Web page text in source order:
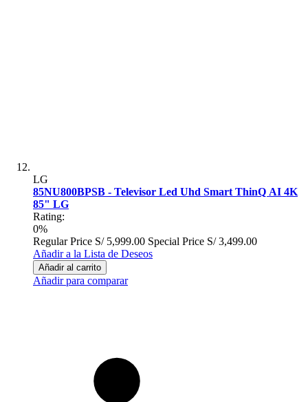
LG
85NU800BPSB - Televisor Led Uhd Smart ThinQ AI 4K
85" LG
Rating:
0%
Regular Price S/ 5,999.00 Special Price S/ 3,499.00
Añadir a la Lista de Deseos
Añadir al carrito
Añadir para comparar